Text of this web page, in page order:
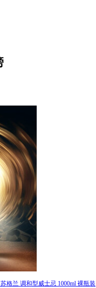
格兰 调和型威士忌 1000ml 裸瓶装